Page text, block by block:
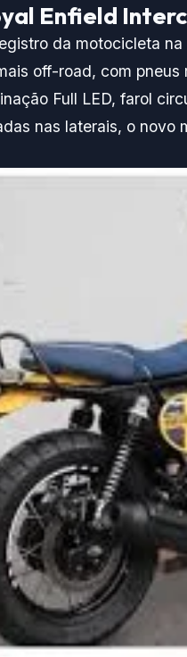
Enfield
da motocicleta
off-road, com pneus
Full LED, farol
nas laterais, o novo